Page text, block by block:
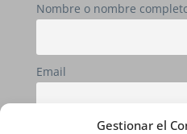
Gestionar el
Nombre o nombre
Email